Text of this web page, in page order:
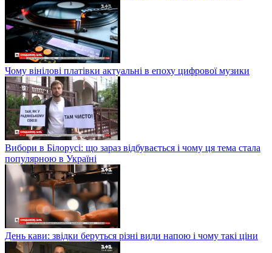
Чому вінілові платівки актуальні в епоху цифрової музики
Вибори в Білорусі: що зараз відбувається і чому ця тема стала
популярною в Україні
День кави: звідки беруться різні види напою і чому такі ціни